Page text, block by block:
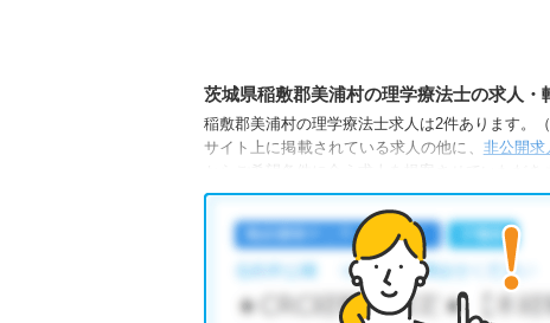
茨城県稲敷郡美浦村の理学療法士の求人・
稲敷郡美浦村の理学療法士求人は2件あります。
サイト上に掲載されている求人の他に、 非公開求
稲敷郡美浦村の理学療法士求人では以下のよう
積極採用中・残業少なめ・住宅手当・補助
他の条件でも人気の求人がございますので、「
全国の理学療法士求人から検索いただくことも可